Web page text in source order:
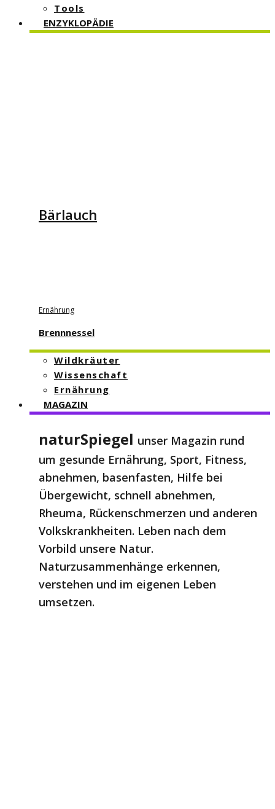
Tools
ENZYKLOPÄDIE
Bärlauch
Ernährung
Brennnessel
Wildkräuter
Wissenschaft
Ernährung
MAGAZIN
naturSpiegel unser Magazin rund
um gesunde Ernährung, Sport, Fitness,
abnehmen, basenfasten, Hilfe bei
Übergewicht, schnell abnehmen,
Rheuma, Rückenschmerzen und anderen
Volkskrankheiten. Leben nach dem
Vorbild unsere Natur.
Naturzusammenhänge erkennen,
verstehen und im eigenen Leben
umsetzen.